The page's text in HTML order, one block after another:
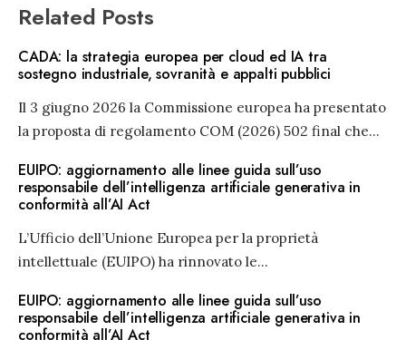
Related Posts
CADA: la strategia europea per cloud ed IA tra
sostegno industriale, sovranità e appalti pubblici
Il 3 giugno 2026 la Commissione europea ha presentato
la proposta di regolamento COM (2026) 502 final che...
EUIPO: aggiornamento alle linee guida sull’uso
responsabile dell’intelligenza artificiale generativa in
conformità all’AI Act
L’Ufficio dell’Unione Europea per la proprietà
intellettuale (EUIPO) ha rinnovato le...
EUIPO: aggiornamento alle linee guida sull’uso
responsabile dell’intelligenza artificiale generativa in
conformità all’AI Act